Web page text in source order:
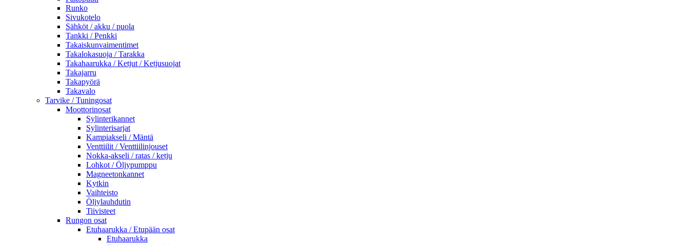
Runko
Sivukotelo
Sähköt / akku / puola
Tankki / Penkki
Takaiskunvaimentimet
Takalokasuoja / Tarakka
Takahaarukka / Ketjut / Ketjusuojat
Takajarru
Takapyörä
Takavalo
Tarvike / Tuningosat
Moottorinosat
Sylinterikannet
Sylinterisarjat
Kampiakseli / Mäntä
Venttiilit / Venttiilinjouset
Nokka-akseli / ratas / ketju
Lohkot / Öljypumppu
Magneetonkannet
Kytkin
Vaihteisto
Öljylauhdutin
Tiivisteet
Rungon osat
Etuhaarukka / Etupään osat
Etuhaarukka